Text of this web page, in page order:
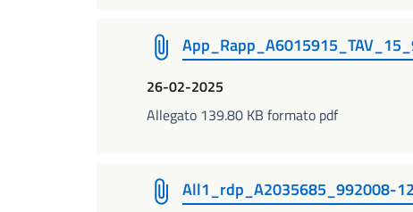
26-02-2025
Allegato 139.80 KB formato pdf
All1_rdp_A2035685_992008-